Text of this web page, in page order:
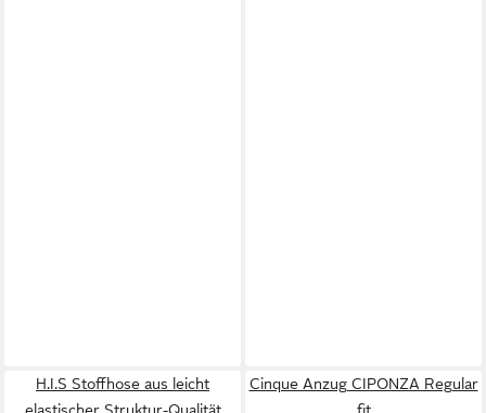
H.I.S Stoffhose aus leicht
elastischer Struktur-Qualität
Cinque Anzug CIPONZA Regular
fit